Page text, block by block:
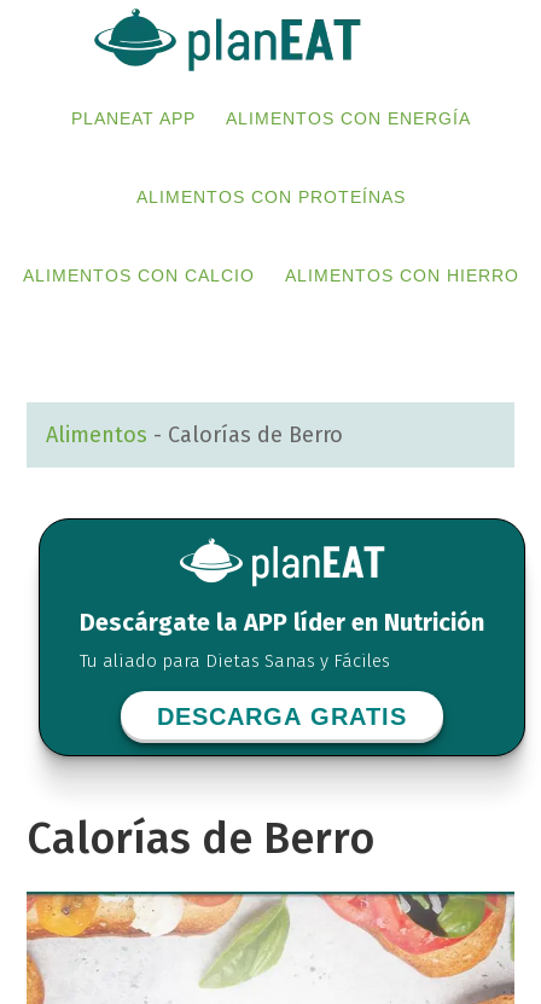
navigationPLANEAT APP ALIMENTOS CON ENERGÍA
ALIMENTOS CON PROTEÍNAS
ALIMENTOS CON CALCIO ALIMENTOS CON HIERRO
Alimentos - Calorías de Berro
Descárgate la APP líder en Nutrición
Tu aliado para Dietas Sanas y Fáciles
DESCARGA GRATIS
Calorías de Berro